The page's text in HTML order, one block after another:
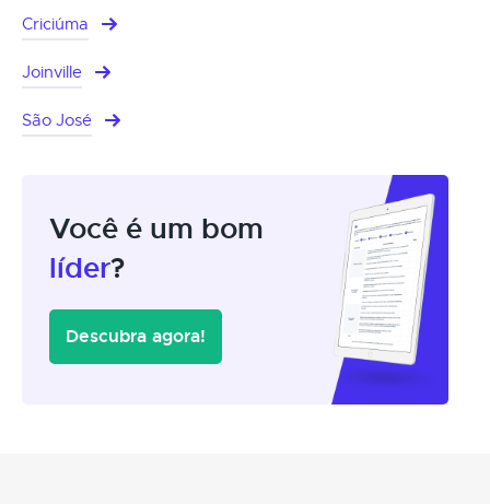
Criciúma
Joinville
São José
Você é um bom
líder?
Descubra agora!